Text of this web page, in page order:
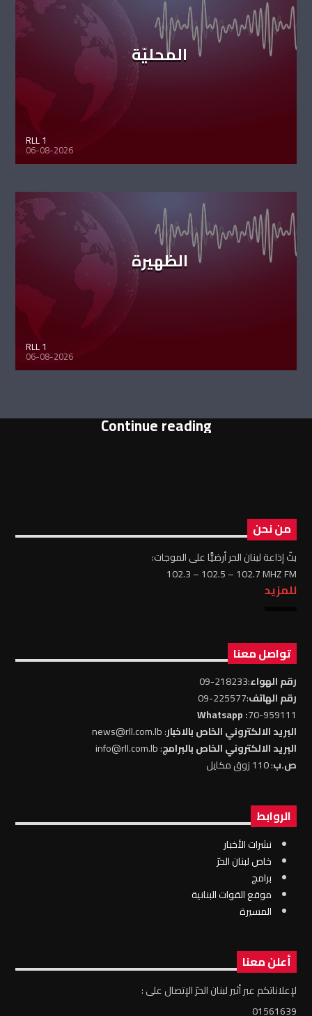
المحليّة
RLL 1
06-08-2026
الظهيرة
RLL 1
06-08-2026
Continue reading
من نحن
بثّ إذاعة لبنان الحر أرضيًّا على الموجات:
102.3 – 102.5 – 102.7 MHZ FM
للمزيد
تواصل معنا
رقم الهواء:218233-09
رقم الهاتف:225577-09
70-959111
: Whatsapp
البريد الالكتروني الخاص بالاخبار: news@rll.com.lb
البريد الالكتروني الخاص بالبرامج: info@rll.com.lb
ص.ب: 110 زوق مكايل
الروابط
نشرات الأخبار
خاص لبنان الحرّ
برامج
موقع القوات البنانية
المسيرة
أعلن معنا
لإعلاناتكم عبر أثير لبنان الحرّ الإتصال على :
01561639